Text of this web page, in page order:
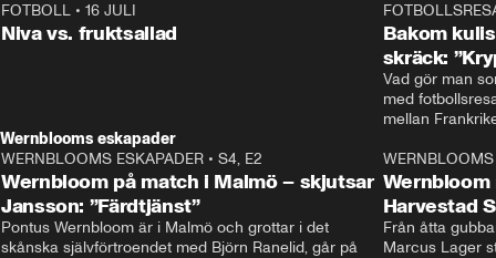
FOTBOLL • 16 JULI
Niva vs. fruktsallad
Bakom
skräck:
Vad gör man
med
Wernblooms eskapader
WERNBLOOMS ESKAPADER • S4, E2
Wernbloom på match i Malmö – skjutsar
Jansson: ”Färdtjänst”
Pontus Wernbloom är i Malmö och grottar i det
skånska självförtroendet med Björn Ranelid, går på
Harvestad
Från åtta
Marcus Lager